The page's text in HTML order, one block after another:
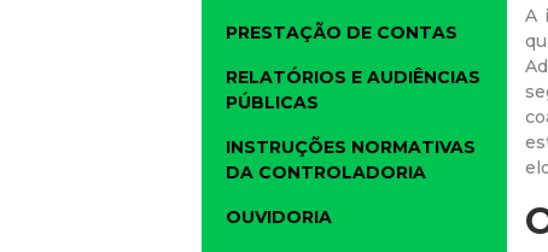
PRESTAÇÃO DE CONTAS
RELATÓRIOS E AUDIÊNCIAS
PÚBLICAS
INSTRUÇÕES NORMATIVAS
DA CONTROLADORIA
OUVIDORIA
A